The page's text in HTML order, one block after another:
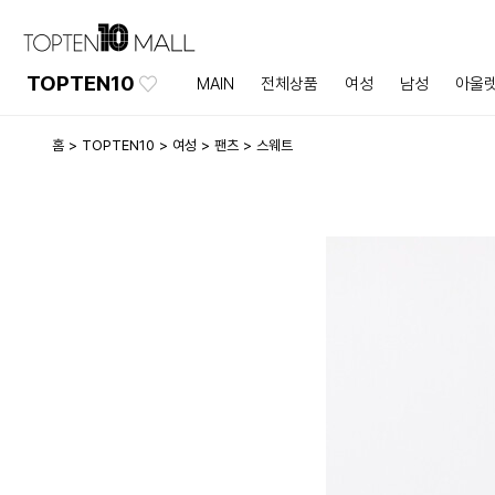
TOPTEN10 MAIN 전체상품 여성 남성 아울
홈 TOPTEN10 여성 팬츠 스웨트